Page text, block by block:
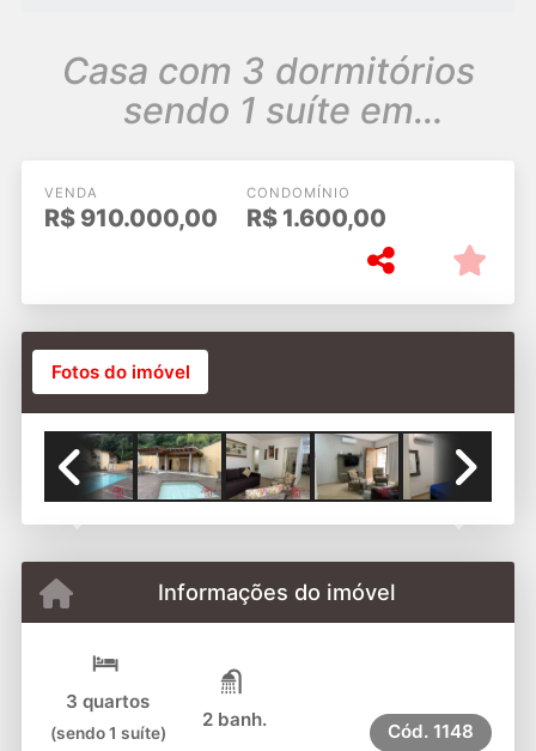
Casa com 3 dormitórios
sendo 1 suíte em
Juquey
VENDA
R$910.000,00
CONDOMÍNIO
R$1.600,00
Fotos do imóvel
Previous Next
Informações do imóvel
3 quartos
(sendo 1 suíte)
2 banh.
Cód. 1148